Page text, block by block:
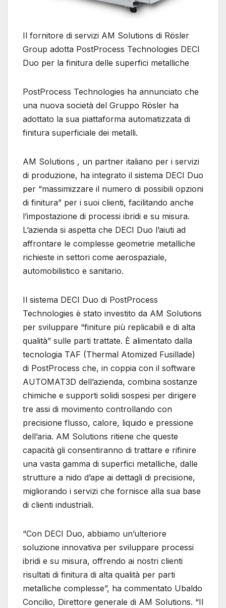
Il fornitore di servizi AM Solutions di Rösler
Group adotta PostProcess Technologies DECI
Duo per la finitura delle superfici metalliche
PostProcess Technologies ha annunciato che
una nuova società del Gruppo Rösler ha
adottato la sua piattaforma automatizzata di
finitura superficiale dei metalli.
AM Solutions , un partner italiano per i servizi
di produzione, ha integrato il sistema DECI Duo
per “massimizzare il numero di possibili opzioni
di finitura” per i suoi clienti, facilitando anche
l’impostazione di processi ibridi e su misura.
L’azienda si aspetta che DECI Duo l’aiuti ad
affrontare le complesse geometrie metalliche
richieste in settori come aerospaziale,
automobilistico e sanitario.
Il sistema DECI Duo di PostProcess
Technologies è stato investito da AM Solutions
per sviluppare “finiture più replicabili e di alta
qualità” sulle parti trattate. È alimentato dalla
tecnologia TAF (Thermal Atomized Fusillade)
di PostProcess che, in coppia con il software
AUTOMAT3D dell’azienda, combina sostanze
chimiche e supporti solidi sospesi per dirigere
tre assi di movimento controllando con
precisione flusso, calore, liquido e pressione
dell’aria. AM Solutions ritiene che queste
capacità gli consentiranno di trattare e rifinire
una vasta gamma di superfici metalliche, dalle
strutture a nido d’ape ai dettagli di precisione,
migliorando i servizi che fornisce alla sua base
di clienti industriali.
“Con DECI Duo, abbiamo un’ulteriore
soluzione innovativa per sviluppare processi
ibridi e su misura, offrendo ai nostri clienti
risultati di finitura di alta qualità per parti
metalliche complesse”, ha commentato Ubaldo
Concilio, Direttore generale di AM Solutions. “Il